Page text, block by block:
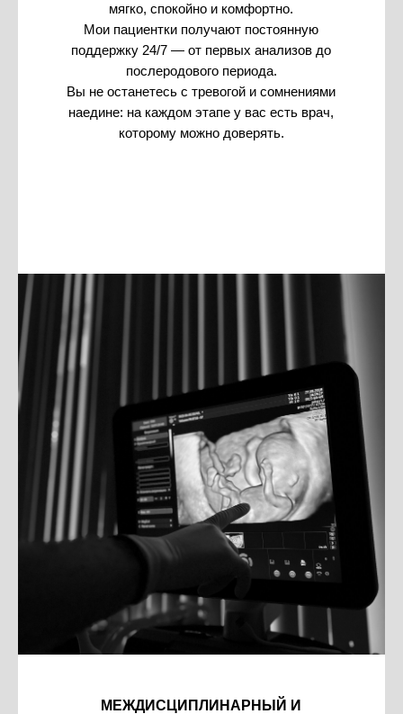
мягко, спокойно и комфортно.
Мои пациентки получают постоянную
поддержку 24/7 — от первых анализов до
послеродового периода.
Вы не останетесь с тревогой и сомнениями
наедине: на каждом этапе у вас есть врач,
которому можно доверять.
МЕЖДИСЦИПЛИНАРНЫЙ И